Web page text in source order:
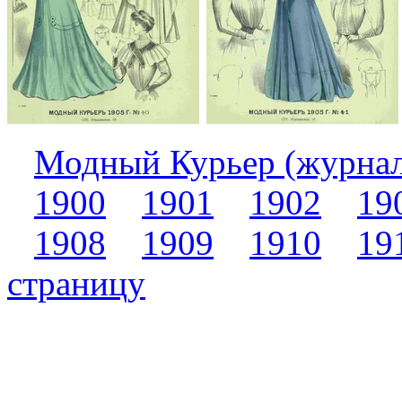
Модный Курьер
1900
1901 1902
1908
1909 1910
страницу